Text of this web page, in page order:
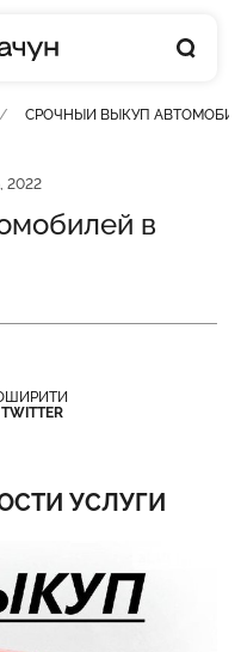
СРОЧНЫЙ ВЫКУП
2022
в
TWITTER
УСЛУГИ